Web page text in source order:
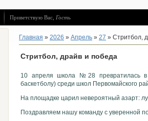
Приветствую Вас Гость
Главная » 2026 » Апрель » 27 » Стритбол,
Стритбол, драйв и победа
10 апреля школа №28 превратилась в
баскетболу) среди школ Первомайского
На площадке царил невероятный азарт:
Поздравляем нашу команду с уверенной